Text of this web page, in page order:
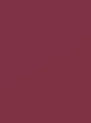
coller les lignes